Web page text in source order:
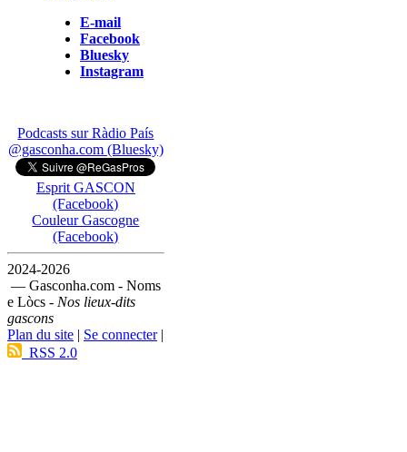
E-mail
Facebook
Bluesky
Instagram
Podcasts sur Ràdio País
@gasconha.com (Bluesky)
Esprit GASCON
(Facebook)
Couleur Gascogne
(Facebook)
2024-2026
— Gasconha.com - Noms
e Lòcs - Nos lieux-dits
gascons
Plan du site | Se connecter|
RSS 2.0